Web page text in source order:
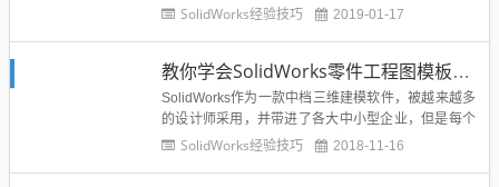
工人师傅不知道如何加工处理，所以说SolidWorks工
多，如果没出一张图都要手动打字添加的...
SolidWorks经验技巧 2019-01-17
教你学会SolidWorks零件工程图模板制作
SolidWorks作为一款中档三维建模软件，被越来越多
的设计师采用，并带进了各大中小型企业，但是每个
设计师有每个设计师的作图习惯，如果企业没有一套
SolidWorks经验技巧 2018-11-16